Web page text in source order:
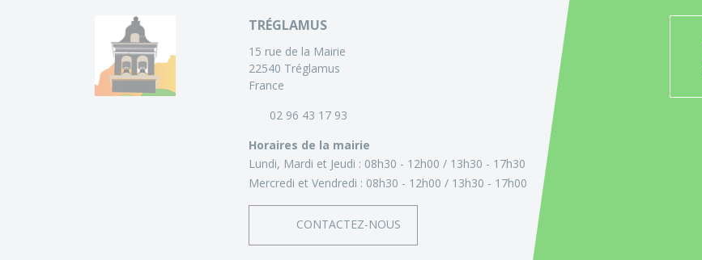
TRÉGLAMUS
15 rue de la Mairie
22540 Tréglamus
France
02 96 43 17 93
Horaires de la mairie
Lundi, Mardi et Jeudi : 08h30 - 12h00
13h30 - 17h30
Mercredi et Vendredi : 08h30 - 12h00 13h30 - 17h00
CONTACTEZ-NOUS